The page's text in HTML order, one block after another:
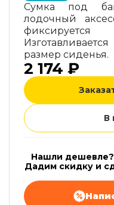
Сумка под
лодочный
фиксируется
размер сиденья.
2 174 ₽
В
Нашли
Дадим скидку и